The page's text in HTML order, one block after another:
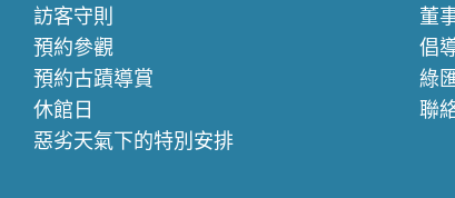
訪客守則
預約參觀
預約古蹟導賞
休館日
惡劣天氣下的特別安排
董
倡
綠
聯